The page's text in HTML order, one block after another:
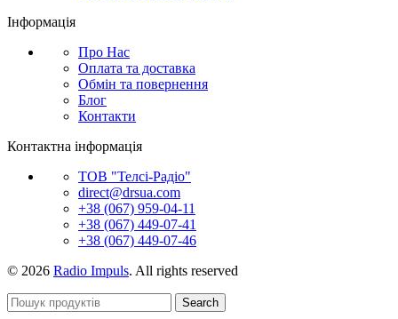
Інформація
Про Нас
Оплата та доставка
Обмін та повернення
Блог
Контакти
Контактна інформація
ТОВ "Телсі-Радіо"
direct@drsua.com
+38 (067) 959-04-11
+38 (067) 449-07-41
+38 (067) 449-07-46
© 2026 Radio Impuls. All rights reserved
Search